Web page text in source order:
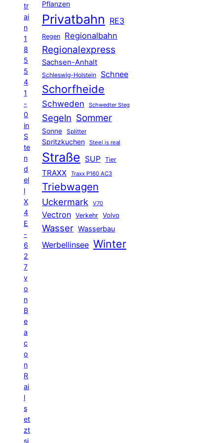
tr
ai
n
1
8
5
5
4
1
-
0
in
S
te
n
d
el
l
X
4
E
-
6
2
7
v
o
n
B
e
a
c
o
n
R
ai
l
s
et
zt
si
Pflanzen
Privatbahn RE3
Regen Regionalbahn
Regionalexpress
Sachsen-Anhalt
Schleswig-Holstein Schnee
Schorfheide
Schweden Schwedter Steg
Segeln Sommer
Sonne Splitter
Spritzkuchen Steel is real
Straße SUP Tier
TRAXX Traxx P160 AC3
Triebwagen
Uckermark V70
Vectron Verkehr Volvo
Wasser Wasserbau
Werbellinsee Winter